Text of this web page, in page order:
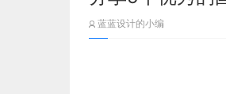
蓝蓝设计的小编